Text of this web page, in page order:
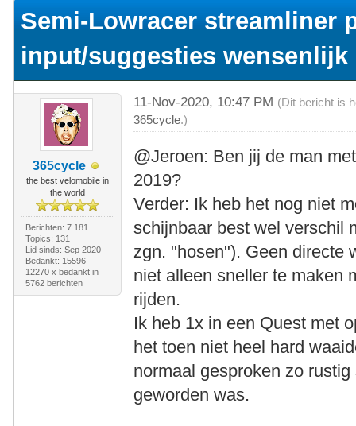
Semi-Lowracer streamliner
input/suggesties wensenlijk
365cycle
the best velomobile in
the world
Berichten: 7.181
Topics: 131
Lid sinds: Sep 2020
Bedankt: 15596
12270 x bedankt in
5762 berichten
11-Nov-2020, 10:47 PM (Dit bericht is
365cycle.)
@Jeroen: Ben jij de man
2019?
Verder: Ik heb het nog niet
schijnbaar best wel verschil
zgn. "hosen"). Geen directe
niet alleen sneller te maken
rijden.
Ik heb 1x in een Quest met
het toen niet heel hard
normaal gesproken zo
geworden was.